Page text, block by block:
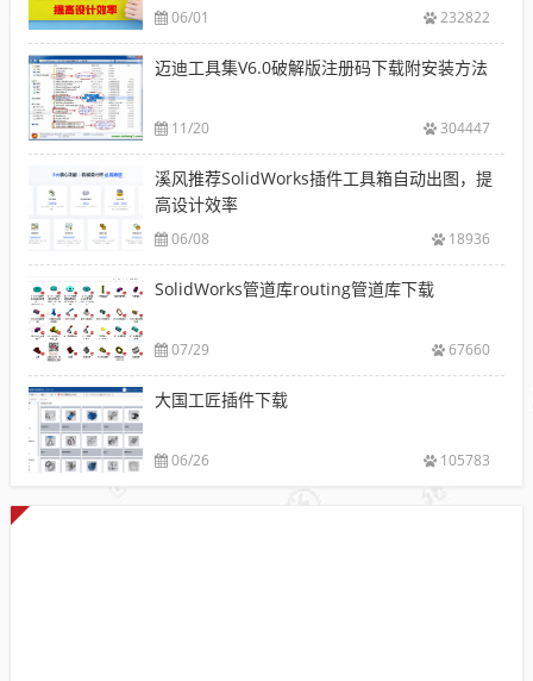
06/01 232822
迈迪工具集V6.0破解版注册码下载附安装方法
11/20 304447
溪风推荐SolidWorks插件工具箱自动出图，提
高设计效率
06/08 18936
SolidWorks管道库routing管道库下载
07/29 67660
大国工匠插件下载
06/26 105783